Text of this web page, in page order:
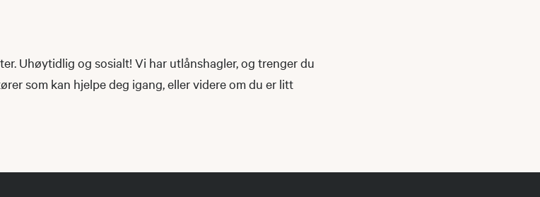
Uhøytidlig og sosialt! Vi har utlånshagler, og trenger du
som kan hjelpe deg igang, eller videre om du er litt